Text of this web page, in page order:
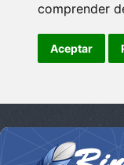
comprender
Aceptar